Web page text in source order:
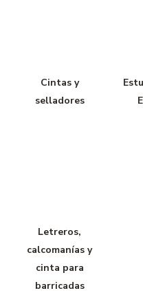
Cintas y
selladores
Letreros,
calcomanías y
cinta para
barricadas